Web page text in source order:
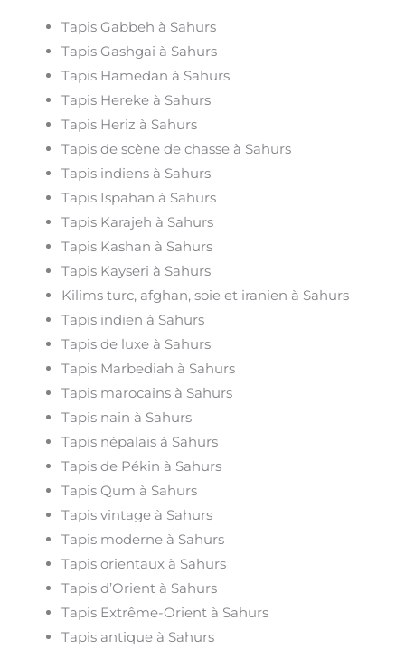
Tapis Gabbeh à Sahurs
Tapis Gashgai à Sahurs
Tapis Hamedan à Sahurs
Tapis Hereke à Sahurs
Tapis Heriz à Sahurs
Tapis de scène de chasse à Sahurs
Tapis indiens à Sahurs
Tapis Ispahan à Sahurs
Tapis Karajeh à Sahurs
Tapis Kashan à Sahurs
Tapis Kayseri à Sahurs
Kilims turc, afghan, soie et iranien à Sahurs
Tapis indien à Sahurs
Tapis de luxe à Sahurs
Tapis Marbediah à Sahurs
Tapis marocains à Sahurs
Tapis nain à Sahurs
Tapis népalais à Sahurs
Tapis de Pékin à Sahurs
Tapis Qum à Sahurs
Tapis vintage à Sahurs
Tapis moderne à Sahurs
Tapis orientaux à Sahurs
Tapis d’Orient à Sahurs
Tapis Extrême-Orient à Sahurs
Tapis antique à Sahurs